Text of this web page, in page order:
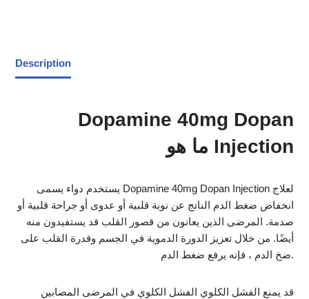
Description
Dopamine 40mg Dopan
Injection ما هو
يستخدم دواء يسمى Dopamine 40mg Dopan Injection لعلاج
انخفاض ضغط الدم الناتج عن نوبة قلبية أو عدوى أو جراحة قلبية أو
صدمة. المرضى الذين يعانون من قصور القلب قد يستفيدون منه
أيضًا. من خلال تعزيز الدورة الدموية في الجسم وقدرة القلب على
ضخ الدم ، فإنه يرفع ضغط الدم.
قد يمنع الفشل الكلوي الفشل الكلوي في المرضى المصابين